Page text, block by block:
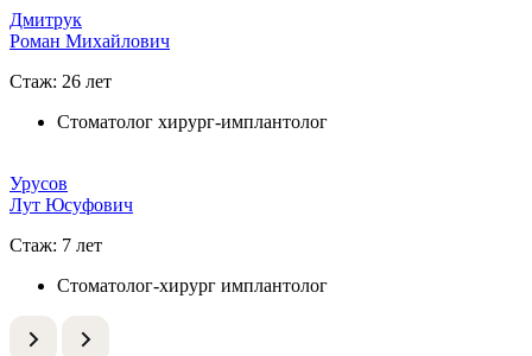
Дмитрук
Роман Михайлович
Стаж: 26 лет
Стоматолог хирург-имплантолог
Урусов
Лут Юсуфович
Стаж: 7 лет
Стоматолог-хирург имплантолог